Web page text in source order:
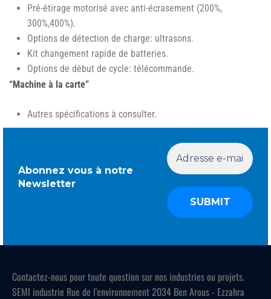
Pré-étirage motorisé avec anti-écrasement (200%,
300%,400%).
Options de détection de charge: ultrasons.
Kit changement rapide de batteries.
Options de début de cycle: télécommande.
“Machine à la carte”
Autres spécifications à consulter.
Abonnez vous à notre
Newsletter
Contactez-nous pour toute question sur nos industries ou projets.
SEMI industrie Rue de l'environnement 2034 Ben Arous - Ezzahra